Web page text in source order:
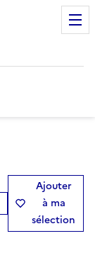
Ajouter
à ma
sélection